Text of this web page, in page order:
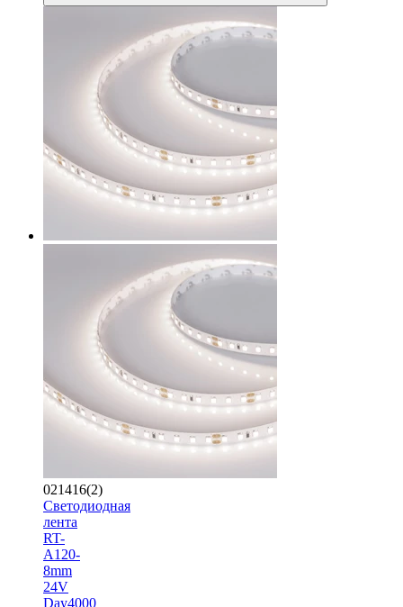
021416(2)
Светодиодная
лента
RT-
A120-
8mm
24V
Day4000